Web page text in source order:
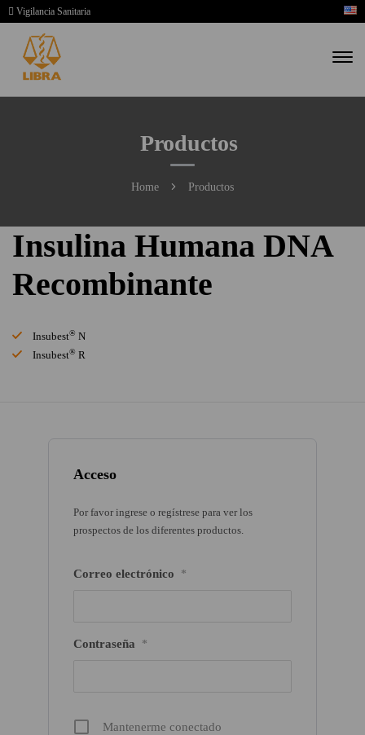
Vigilancia Sanitaria
Productos
Home Productos
Acceso
Por favor ingrese o regístrese para ver los
prospectos de los diferentes productos.
Correo electrónico *
Contraseña *
Mantenerme conectado
Insulina Humana DNA
Recombinante
Insubest® N
Insubest® R